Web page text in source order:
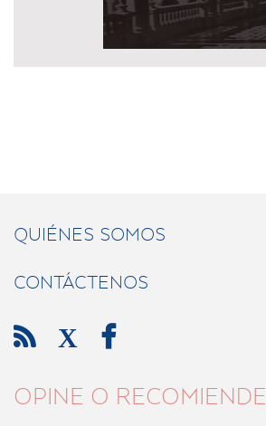
QUIÉNES SOMOS
CONTÁCTENOS
 X 
OPINE O RECOMIENDE